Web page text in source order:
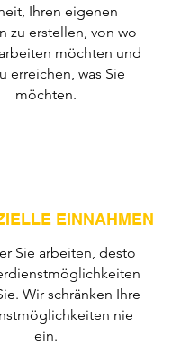
Ihren eigenen
zu erstellen, von wo
möchten und
erreichen, was Sie
möchten.
EINNAHMEN
Sie arbeiten, desto
Wir schränken Ihre
nie
ein.